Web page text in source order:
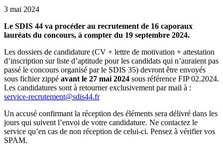
3 mai 2024
Le SDIS 44 va procéder au recrutement de 16 caporaux
lauréats du concours, à compter du 19 septembre 2024.
​Les dossiers de candidature (CV + lettre de motivation + attestation
d’inscription sur liste d’aptitude pour les candidats qui n’auraient pas
passé le concours organisé par le SDIS 35) devront être envoyés
sous fichier zippé avant le 27 mai 2024 sous référence FIP 02.2024.
Les candidatures sont à retourner exclusivement par mail à :
service-recrutement@sdis44.fr
Un accusé confirmant la réception des éléments sera délivré dans les
jours qui suivent l’envoi de votre candidature. Ne contactez le
service qu’en cas de non réception de celui-ci. Pensez à vérifier vos
SPAM.